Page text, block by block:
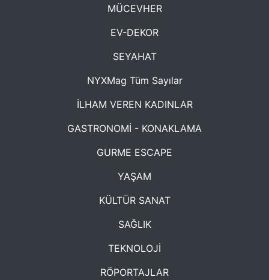
MÜCEVHER
EV-DEKOR
SEYAHAT
NYXMag Tüm Sayılar
İLHAM VEREN KADINLAR
GASTRONOMİ - KONAKLAMA
GURME ESCAPE
YAŞAM
KÜLTÜR SANAT
SAĞLIK
TEKNOLOJİ
RÖPORTAJLAR